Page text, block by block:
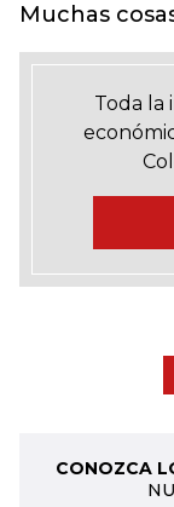
Muchas
Toda la
CONOZCA